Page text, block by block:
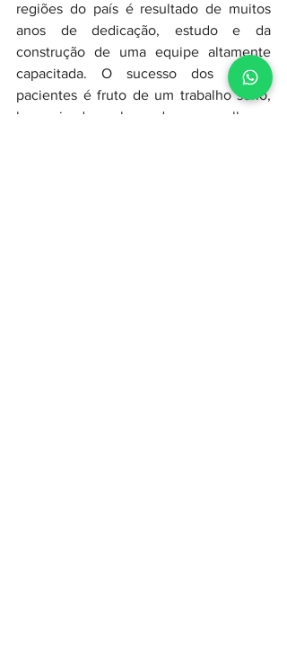
regiões do país é resultado de muitos
anos de dedicação, estudo e da
construção de uma equipe altamente
capacitada. O sucesso dos nossos
pacientes é fruto de um trabalho sério,
humanizado e baseado nas melhores